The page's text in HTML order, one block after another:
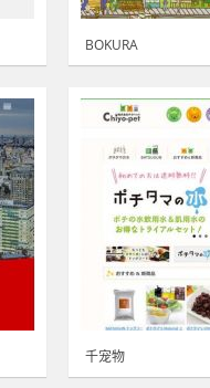
BOKURA
千宠物